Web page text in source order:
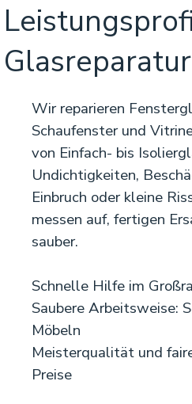
Wir reparieren
Schaufenster und
von Einfach- bis
Undichtigkeiten,
Einbruch oder kleine
messen auf, fertigen
sauber.
Schnelle Hilfe im
Saubere Arbeitsweise:
Möbeln
Meisterqualität und
Preise